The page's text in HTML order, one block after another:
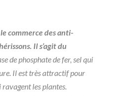
commerce des anti-
Il s’agit du
de phosphate de fer, sel qui
Il est très attractif pour
ravagent les plantes.